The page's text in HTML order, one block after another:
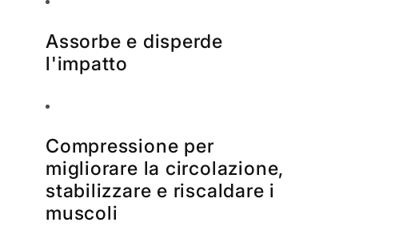
Assorbe e disperde
l'impatto
Compressione per
migliorare la circolazione,
stabilizzare e riscaldare i
muscoli